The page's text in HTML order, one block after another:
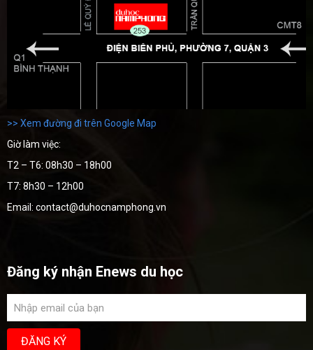
>> Xem đường đi trên Google Map
Giờ làm việc:
T2 – T6: 08h30 – 18h00
T7: 8h30 – 12h00
Email: contact@duhocnamphong.vn
Đăng ký nhận Enews du học